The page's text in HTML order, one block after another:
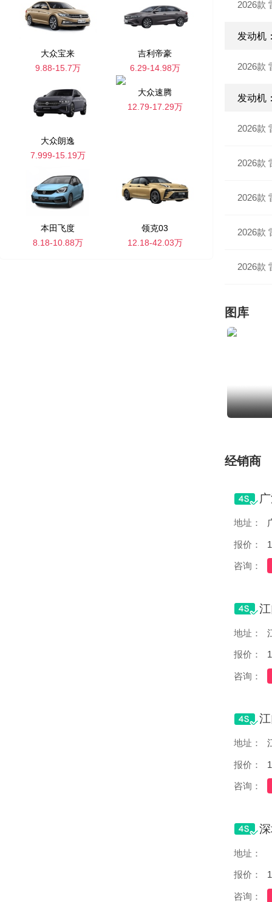
大众宝来
9.88-15.7万
吉利帝豪
6.29-14.98万
大众朗逸
7.999-15.19万
大众速腾
12.79-17.29万
本田飞度
8.18-10.88万
领克03
12.18-42.03万
2026款
发动机
2026款
发动机
2026款
2026款
2026款
2026款
2026款
图库
经销商
地址：
报价：
咨询：
地址：
报价：
咨询：
地址：
报价：
咨询：
地址：
报价：
咨询：